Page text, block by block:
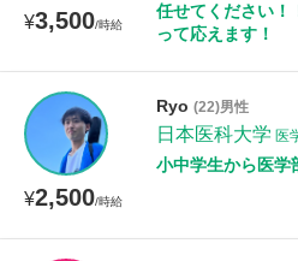
¥3,500/時給
任せてください！
って応えます！
¥2,500/時給
Ryo (22)男性
日本医科大学 医
小中学生から医学